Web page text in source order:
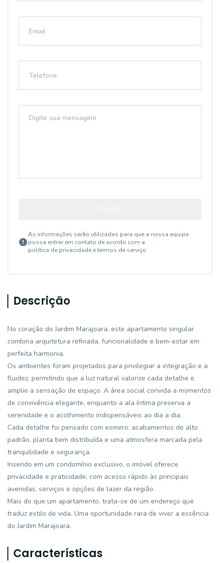
As informações serão utilizadas para que a nossa equipe
possa entrar em contato de acordo com a
política de privacidade e termos de serviço
Descrição
No coração do Jardim Marajoara, este apartamento singular
combina arquitetura refinada, funcionalidade e bem-estar em
perfeita harmonia.
Os ambientes foram projetados para privilegiar a integração e a
fluidez, permitindo que a luz natural valorize cada detalhe e
amplie a sensação de espaço. A área social convida a momentos
de convivência elegante, enquanto a ala íntima preserva a
serenidade e o acolhimento indispensáveis ao dia a dia.
Cada detalhe foi pensado com esmero: acabamentos de alto
padrão, planta bem distribuída e uma atmosfera marcada pela
tranquilidade e segurança.
Inserido em um condomínio exclusivo, o imóvel oferece
privacidade e praticidade, com acesso rápido às principais
avenidas, serviços e opções de lazer da região.
Mais do que um apartamento, trata-se de um endereço que
traduz estilo de vida. Uma oportunidade rara de viver a essência
do Jardim Marajoara.
Características